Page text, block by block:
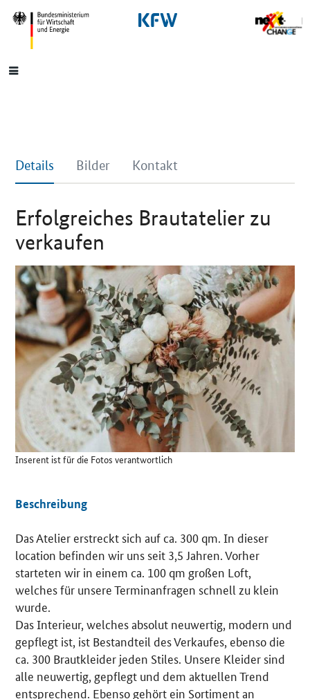
SrOnlyNavigation
Hauptmenü
Details Bilder Kontakt
Erfolgreiches Brautatelier zu
verkaufen
Details
Inserent ist für die Fotos verantwortlich
Beschreibung
Das Atelier erstreckt sich auf ca. 300 qm. In dieser
location befinden wir uns seit 3,5 Jahren. Vorher
starteten wir in einem ca. 100 qm großen Loft,
welches für unsere Terminanfragen schnell zu klein
wurde.
Das Interieur, welches absolut neuwertig, modern und
gepflegt ist, ist Bestandteil des Verkaufes, ebenso die
ca. 300 Brautkleider jeden Stiles. Unsere Kleider sind
alle neuwertig, gepflegt und dem aktuellen Trend
entsprechend. Ebenso gehört ein Sortiment an